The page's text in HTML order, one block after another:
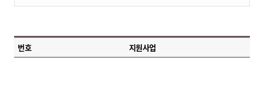
번호 지원사업